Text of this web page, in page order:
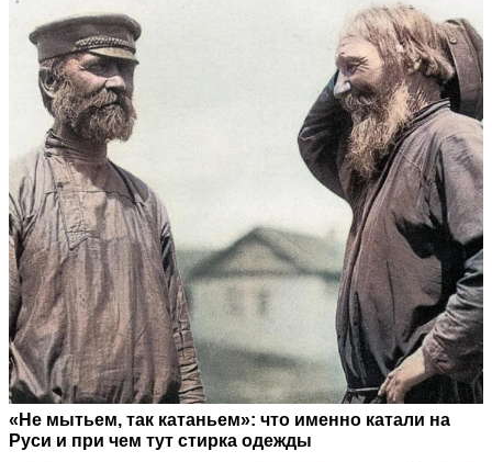
«Не мытьем, так катаньем»: что именно катали на
Руси и при чем тут стирка одежды